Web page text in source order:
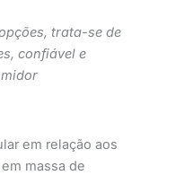
trata-se de
confiável e
em relação aos
massa de